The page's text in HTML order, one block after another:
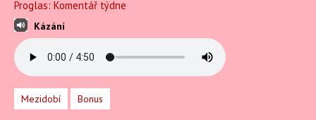
Proglas: Komentář týdne
Kázání
Mezidobí Bonus